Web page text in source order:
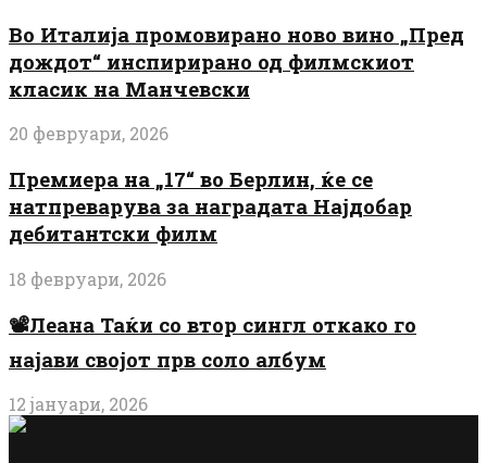
Во Италија промовирано ново вино „Пред
дождот“ инспирирано од филмскиот
класик на Манчевски
20 февруари, 2026
Премиера на „17“ во Берлин, ќе се
натпреварува за наградата Најдобар
дебитантски филм
18 февруари, 2026
📽️Леана Таќи со втор сингл откако го
најави својот прв соло албум
12 јануари, 2026